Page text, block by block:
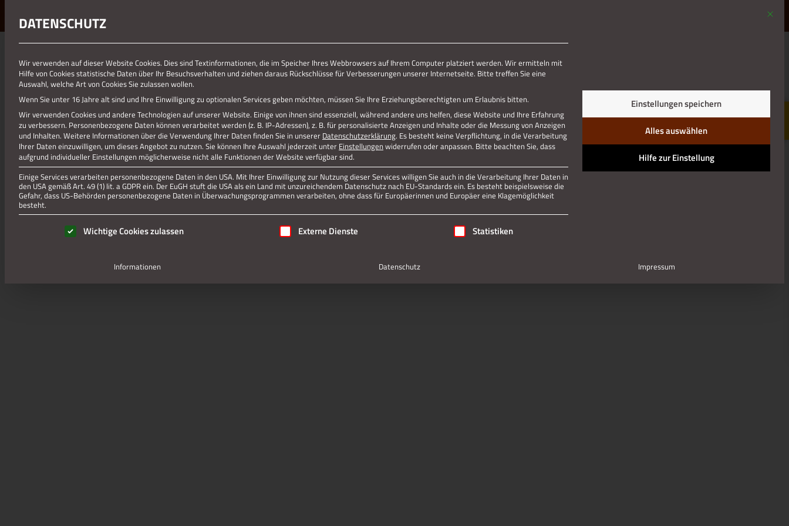
01.01.1970
BEWERBUNGSBOGEN_KULTURFONDS_2024
Bewerbungsbogen_Kulturfonds_2024
Jetzt teilen
Jetzt teilen
Datenschutz Impressum
Mit
DATENSCHUTZ
Wir verwenden auf dieser Website Cookies. Dies sind Textinformationen, die im Speicher Ihres Webbrowsers auf Ihrem Computer platziert werden. Wir ermitteln mit
Hilfe von Cookies statistische Daten über Ihr Besuchsverhalten und ziehen daraus Rückschlüsse für Verbesserungen unserer Internetseite. Bitte treffen Sie eine
Auswahl, welche Art von Cookies Sie zulassen wollen.
Wenn Sie unter 16 Jahre alt sind und Ihre Einwilligung zu optionalen Services geben möchten, müssen Sie Ihre Erziehungsberechtigten um Erlaubnis bitten.
Wir verwenden Cookies und andere Technologien auf unserer Website. Einige von ihnen sind essenziell, während andere uns helfen, diese Website und Ihre Erfahrung
zu verbessern. Personenbezogene Daten können verarbeitet werden (z. B. IP-Adressen), z. B. für personalisierte Anzeigen und Inhalte oder die Messung von Anzeigen
und Inhalten. Weitere Informationen über die Verwendung Ihrer Daten finden Sie in unserer Datenschutzerklärung. Es besteht keine Verpflichtung, in die Verarbeitung
Ihrer Daten einzuwilligen, um dieses Angebot zu nutzen. Sie können Ihre Auswahl jederzeit unter Einstellungen widerrufen oder anpassen. Bitte beachten Sie, dass
aufgrund individueller Einstellungen möglicherweise nicht alle Funktionen der Website verfügbar sind.
Einige Services verarbeiten personenbezogene Daten in den USA. Mit Ihrer Einwilligung zur Nutzung dieser Services willigen Sie auch in die Verarbeitung Ihrer Daten in
den USA gemäß Art. 49 (1) lit. a GDPR ein. Der EuGH stuft die USA als ein Land mit unzureichendem Datenschutz nach EU-Standards ein. Es besteht beispielsweise die
Gefahr, dass US-Behörden personenbezogene Daten in Überwachungsprogrammen verarbeiten, ohne dass für Europäerinnen und Europäer eine Klagemöglichkeit
besteht.
Es folgt eine Liste der Service-Gruppen, für die eine Einwilligung erteilt werden kann. Die erste Service-Gruppe ist essenziell und kann nicht abgewählt werden.
Wichtige Cookies zulassen Externe Dienste Statistiken
Einstellungen speichern
Alles auswählen
Hilfe zur Einstellung
Informationen Datenschutz Impressum